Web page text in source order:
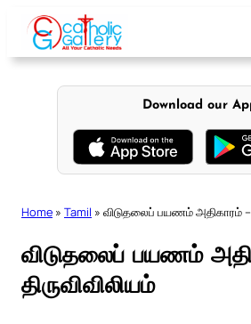
content
Download our
Home » Tamil » விடுதலைப் பயணம் அதிகாரம் –
விடுதலைப் பயணம்
திருவிவிலியம்